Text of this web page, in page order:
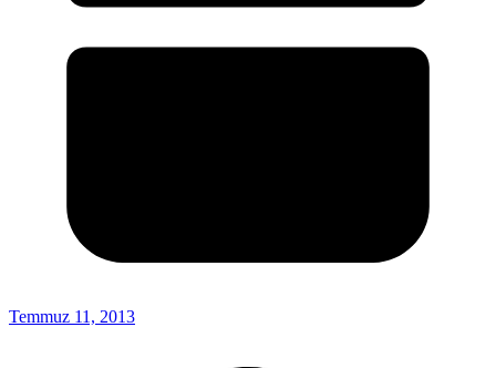
Temmuz 11, 2013